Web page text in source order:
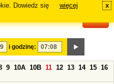
Dowiedz się
więcej x
i godzinę:
9 10A 10B 11 12 13 14 15 16